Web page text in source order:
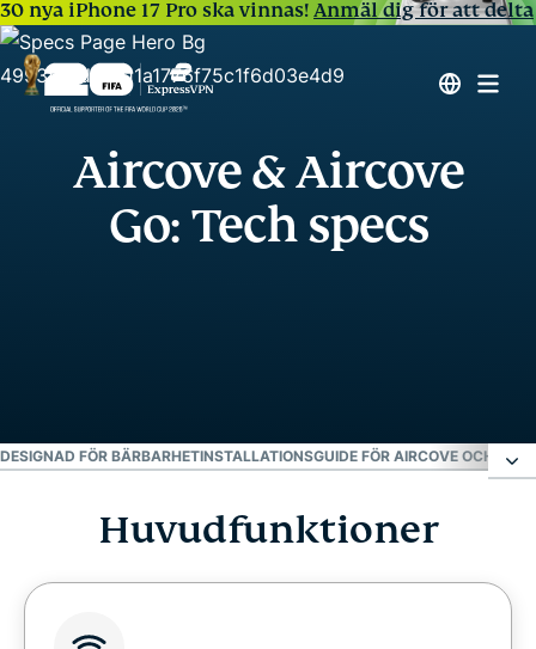
30 nya iPhone 17 Pro ska vinnas!Anmäl dig för att delta
Aircove & Aircove
Go: Tech specs
FÖR BÄRBARHETINSTALLATIONSGUIDE FÖR AIRCOVE OCH
Huvudfunktioner
Missa aldrig något
Huvudfunktioner